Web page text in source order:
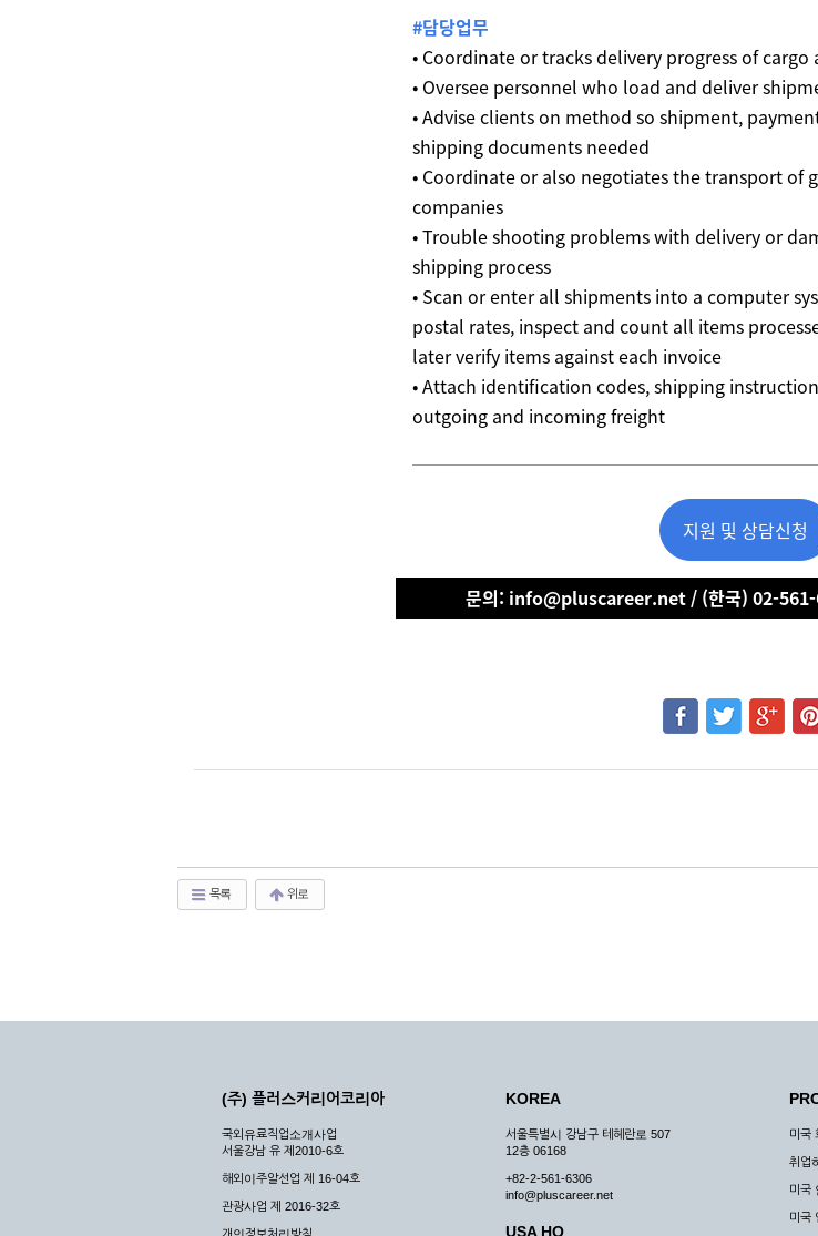
#담당업무
• Coordinate or tracks delivery progress of
• Oversee personnel who load and deliver
• Advise clients on method so shipment,
shipping documents needed
• Coordinate or also negotiates the transport of
companies
• Trouble shooting problems with delivery or
shipping process
• Scan or enter all shipments into a computer
postal rates, inspect and count all items
later verify items against each invoice
• Attach identification codes, shipping
outgoing and incoming freight
지원 및 상담신청
문의: info@pluscareer.net / (한국) 02-
목록 위로
(주) 플러스커리어코리아
국외유료직업소개사업
서울강남 유 제2010-6호
해외이주알선업 제 16-04호
관광사업 제 2016-32호
KOREA
서울특별시 강남구 테헤란로 507
12층 06168
+82-2-561-6306
info@pluscareer.net
USA HQ
미국
취업
미국
미국